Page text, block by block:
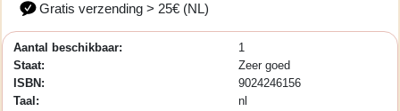
Gratis verzending > 25€ (NL)
Aantal beschikbaar:
1
Staat:
Zeer goed
ISBN:
9024246156
Taal:
nl